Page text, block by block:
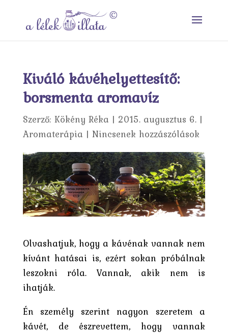
Kiváló kávéhelyettesítő:
borsmenta aromavíz
Szerző: Kökény Réka | 2015. augusztus 6.|
Aromaterápia | Nincsenek hozzászólások
Olvashatjuk, hogy a kávénak vannak nem
kívánt hatásai is, ezért sokan próbálnak
leszokni róla. Vannak, akik nem is
ihatják.
Én személy szerint nagyon szeretem a
kávét, de észrevettem, hogy vannak